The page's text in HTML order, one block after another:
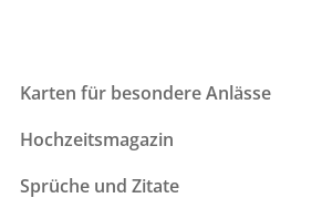
Karten für besondere Anlässe
Hochzeitsmagazin
Sprüche und Zitate